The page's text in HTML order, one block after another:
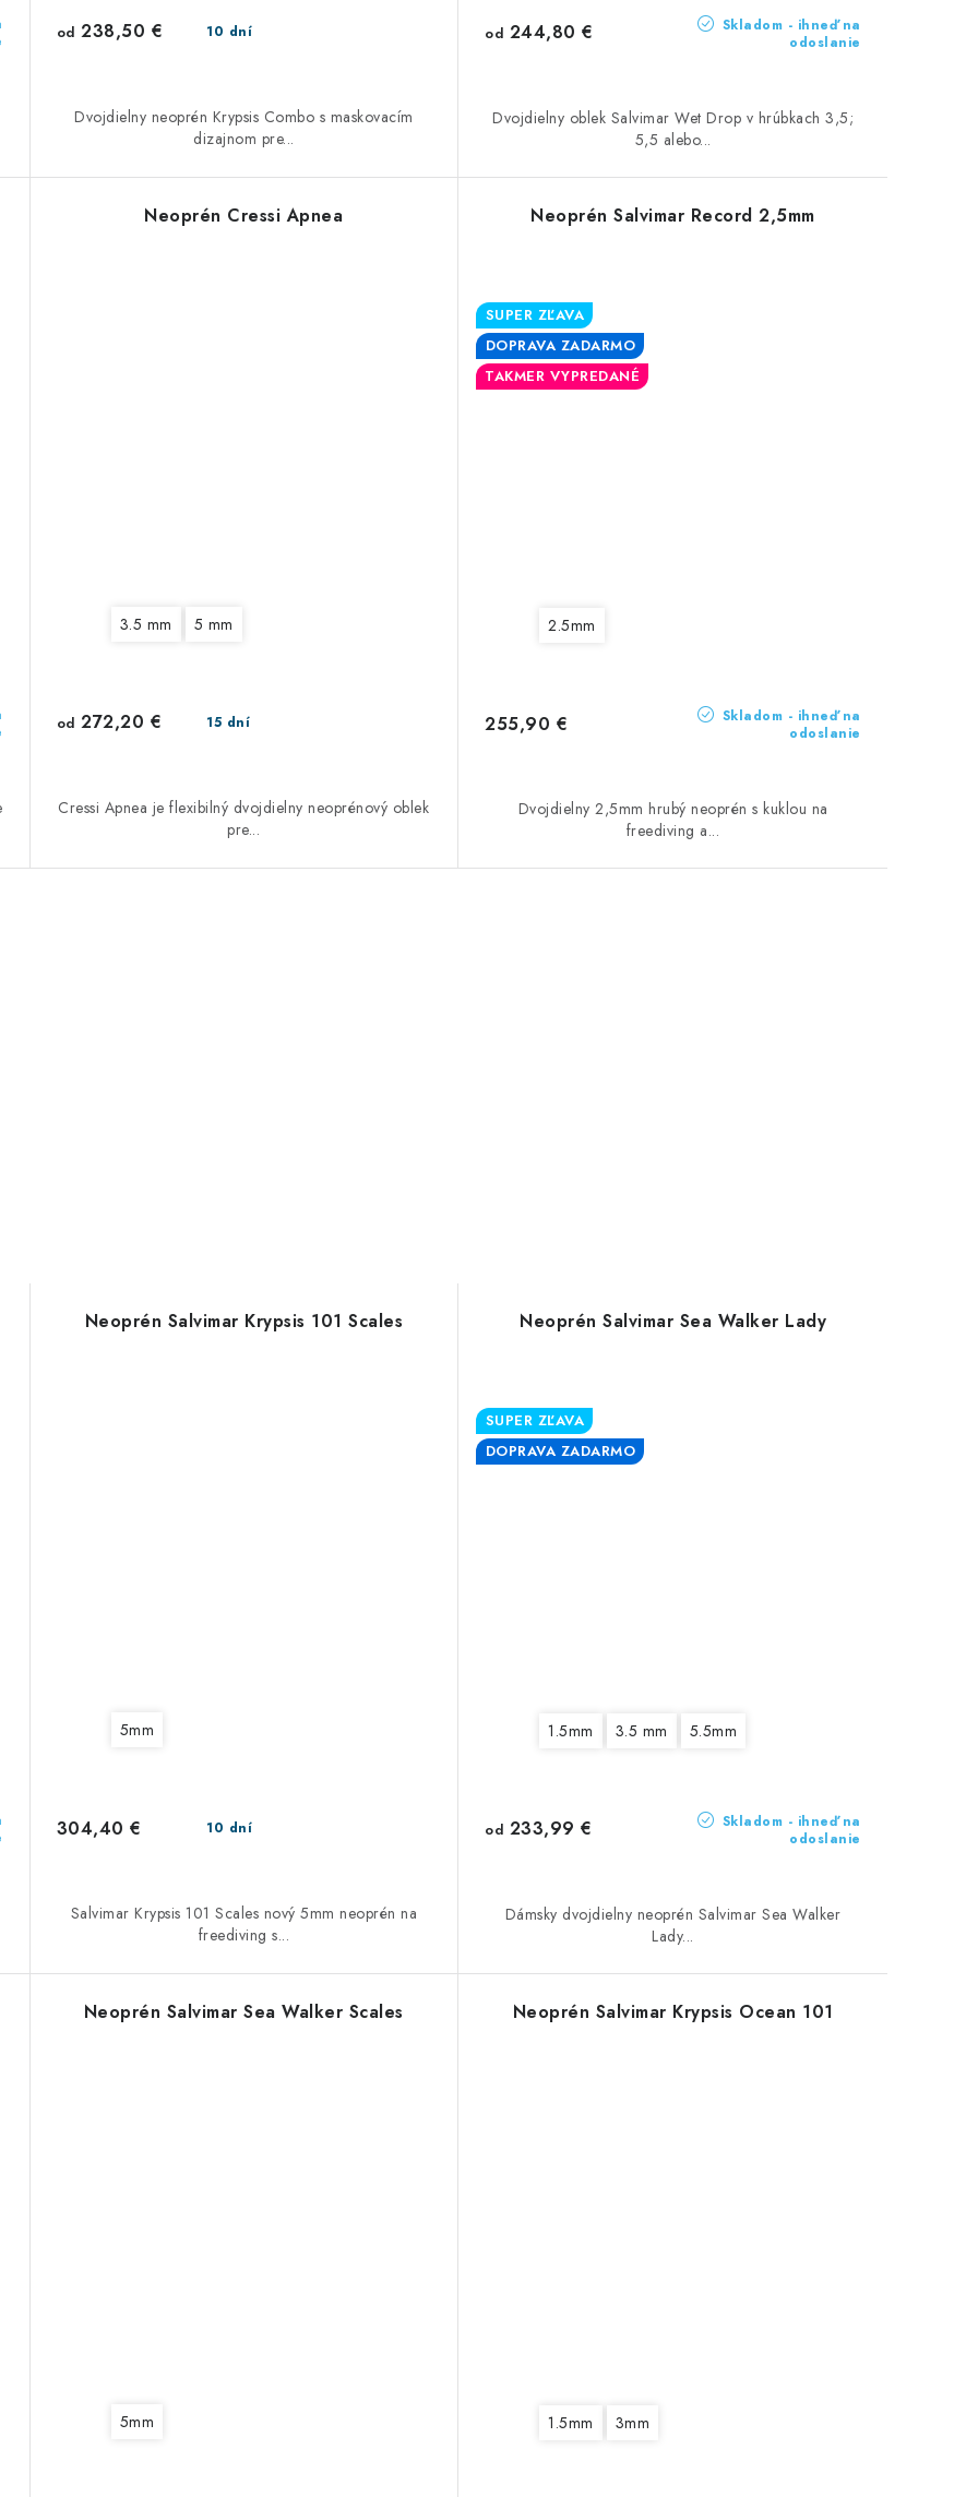
10 dní
od 238,50 €
Dvojdielny neoprén Krypsis Combo s maskovacím
dizajnom pre...
Skladom - ihneď na
odoslanie
od 244,80 €
Dvojdielny oblek Salvimar Wet Drop v hrúbkach 3,5;
5,5 alebo...
Neoprén Cressi Apnea
3.5 mm 5 mm
15 dní
od 272,20 €
Cressi Apnea je flexibilný dvojdielny neoprénový oblek
pre...
Neoprén Salvimar Record 2,5mm
SUPER ZĽAVA
DOPRAVA ZADARMO
TAKMER VYPREDANÉ
2.5mm
Skladom - ihneď na
odoslanie
255,90 €
Dvojdielny 2,5mm hrubý neoprén s kuklou na
freediving a...
Neoprén Salvimar Krypsis 101 Scales
5mm
10 dní
304,40 €
Salvimar Krypsis 101 Scales nový 5mm neoprén na
freediving s...
Neoprén Salvimar Sea Walker Lady
SUPER ZĽAVA
DOPRAVA ZADARMO
1.5mm 3.5 mm 5.5mm
Skladom - ihneď na
odoslanie
od 233,99 €
Dámsky dvojdielny neoprén Salvimar Sea Walker
Lady...
Neoprén Salvimar Sea Walker Scales
5mm
Neoprén Salvimar Krypsis Ocean 101
1.5mm 3mm